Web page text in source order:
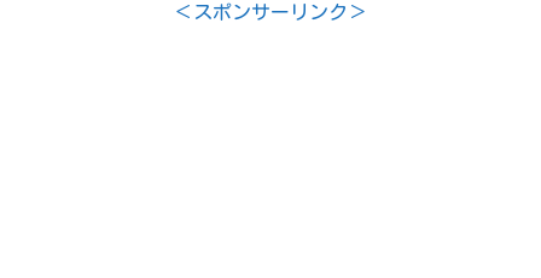
＜スポンサーリンク＞